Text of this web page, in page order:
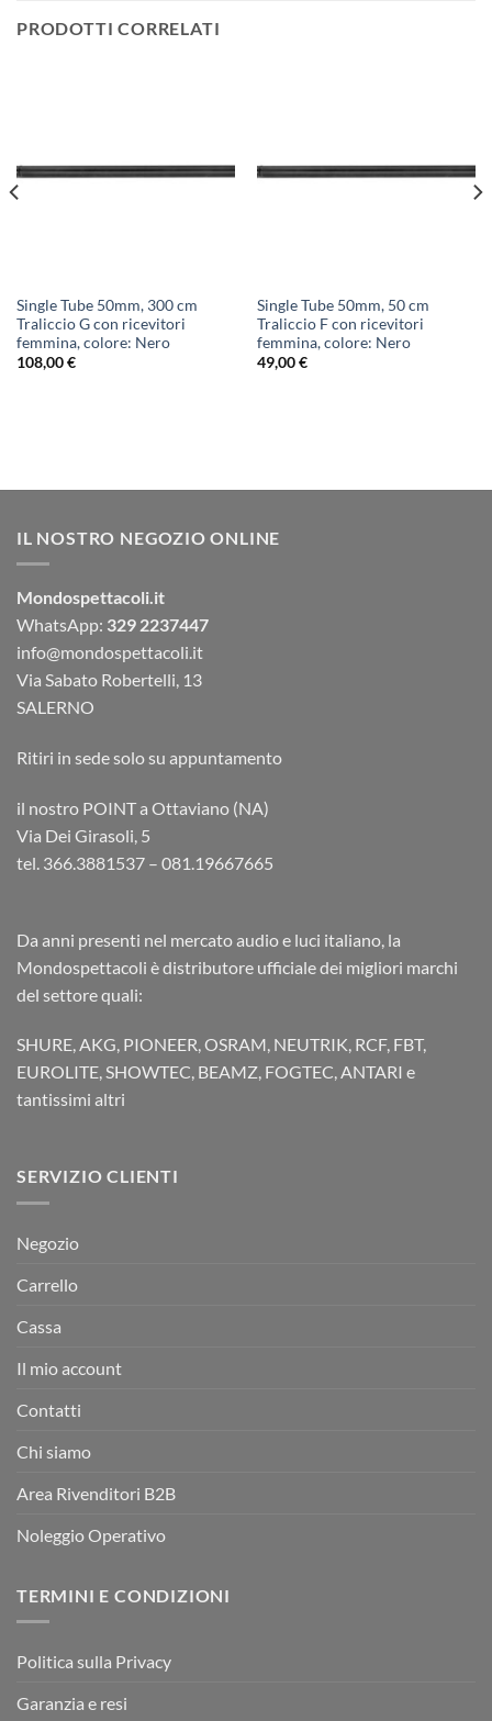
PRODOTTI CORRELATI
Single Tube 50mm, 300 cm
Traliccio G con ricevitori
femmina, colore: Nero
108,00€
Single Tube 50mm, 50 cm
Traliccio F con ricevitori
femmina, colore: Nero
49,00€
IL NOSTRO NEGOZIO ONLINE
Mondospettacoli.it
WhatsApp: 329 2237447
info@mondospettacoli.it
Via Sabato Robertelli, 13
SALERNO
Ritiri in sede solo su appuntamento
il nostro POINT a Ottaviano (NA)
Via Dei Girasoli, 5
tel. 366.3881537 – 081.19667665
Da anni presenti nel mercato audio e luci italiano, la
Mondospettacoli è distributore ufficiale dei migliori marchi
del settore quali:
SHURE, AKG, PIONEER, OSRAM, NEUTRIK, RCF, FBT,
EUROLITE, SHOWTEC, BEAMZ, FOGTEC, ANTARI e
tantissimi altri
SERVIZIO CLIENTI
Negozio
Carrello
Cassa
Il mio account
Contatti
Chi siamo
Area Rivenditori B2B
Noleggio Operativo
TERMINI E CONDIZIONI
Politica sulla Privacy
Garanzia e resi